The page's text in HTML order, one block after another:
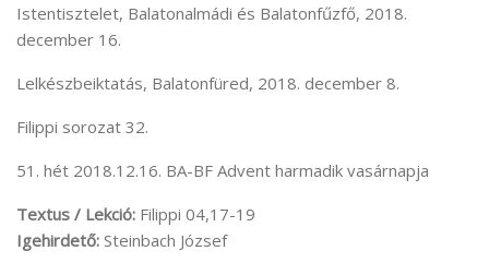
Istentisztelet, Balatonalmádi és Balatonfűzfő, 2018.
december 16.
Lelkészbeiktatás, Balatonfüred, 2018. december 8.
Filippi sorozat 32.
51. hét 2018.12.16. BA-BF Advent harmadik vasárnapja
Textus / Lekció: Filippi 04,17-19
Igehirdető: Steinbach József